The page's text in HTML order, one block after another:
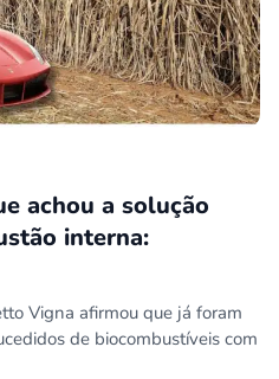
achou a solução
interna:
Vigna afirmou que já foram
de biocombustíveis com